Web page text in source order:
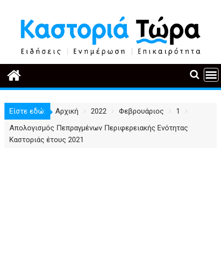
περιεχόμενο
Είστε εδώ: Αρχική 2022 Φεβρουάριος
1
Απολογισμός Πεπραγμένων Περιφερειακής Ενότητας
Καστοριάς έτους 2021